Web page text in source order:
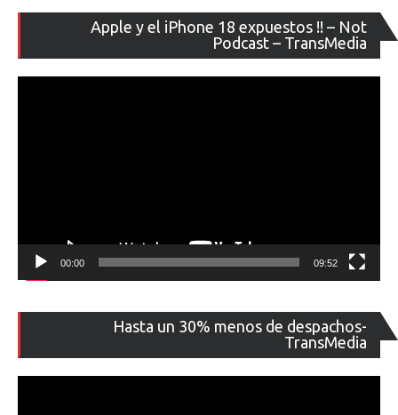
Apple y el iPhone 18 expuestos !! – Not
Podcast – TransMedia
de
00:00 09:52
Hasta un 30% menos de despachos-
TransMedia
de